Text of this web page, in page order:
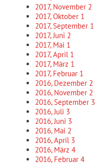
2017, November 2
2017, Oktober 1
2017, September 1
2017, Juni 2
2017, Mai 1
2017, April 1
2017, März 1
2017, Februar 1
2016, Dezember 2
2016, November 2
2016, September 3
2016, Juli 3
2016, Juni 3
2016, Mai 2
2016, April 3
2016, März 4
2016, Februar 4